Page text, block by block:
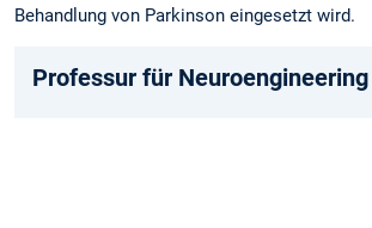
Behandlung von Parkinson eingesetzt wird.
Professur für